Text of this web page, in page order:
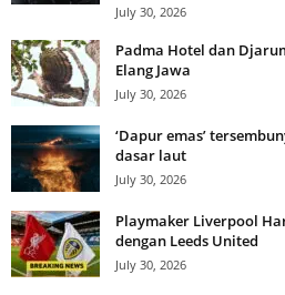
July 30, 2026
Padma Hotel dan
Elang Jawa
July 30, 2026
‘Dapur emas’
dasar laut
July 30, 2026
Playmaker Liverpool
dengan Leeds United
July 30, 2026